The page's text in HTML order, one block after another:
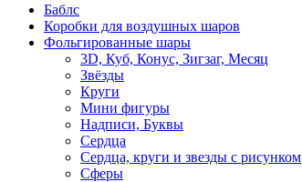
Баблс
Коробки для воздушных шаров
Фольгированные шары
3D, Куб, Конус, Зигзаг, Месяц
Звёзды
Круги
Мини фигуры
Надписи, Буквы
Сердца
Сердца, круги и звезды с рисунком
Сферы